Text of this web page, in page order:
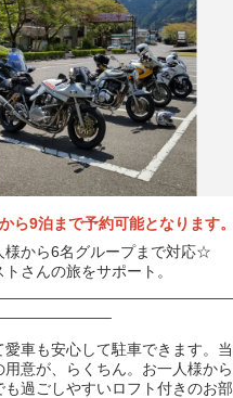
ら9泊まで予約可能となります。
様から6名グループまで対応☆
さんの旅をサポート。
愛車も安心して駐車できます。
用意が、らくちん。お一人様か
も過ごしやすいロフト付きのお